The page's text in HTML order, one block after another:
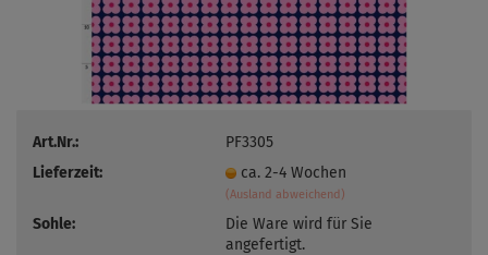
Art.Nr.:
PF3305
Lieferzeit:
ca. 2-4 Wochen
(Ausland abweichend)
Sohle:
Die Ware wird für Sie
angefertigt.